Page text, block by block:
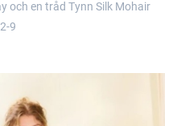
och en tråd Tynn Silk Mohair
9